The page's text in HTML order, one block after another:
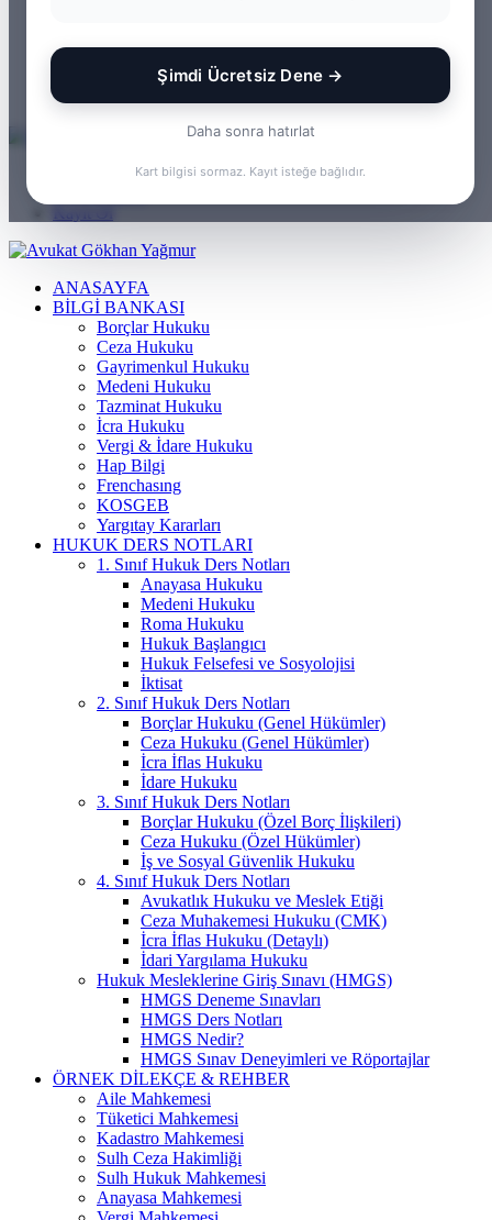
Şimdi Ücretsiz Dene →
Daha sonra hatırlat
Kart bilgisi sormaz. Kayıt isteğe bağlıdır.
Rastgele Makale
ANASAYFA
BILGI BANKASI
Borçlar Hukuku
Ceza Hukuku
Gayrimenkul Hukuku
Medeni Hukuku
Tazminat Hukuku
İcra Hukuku
Vergi & İdare Hukuku
Hap Bilgi
Frenchasıng
KOSGEB
Yargıtay Kararları
HUKUK DERS NOTLARI
1. Sınıf Hukuk Ders Notları
Anayasa Hukuku
Medeni Hukuku
Roma Hukuku
Hukuk Başlangıcı
Hukuk Felsefesi ve Sosyolojisi
İktisat
2. Sınıf Hukuk Ders Notları
Borçlar Hukuku (Genel Hükümler)
Ceza Hukuku (Genel Hükümler)
İcra İflas Hukuku
İdare Hukuku
3. Sınıf Hukuk Ders Notları
Borçlar Hukuku (Özel Borç İlişkileri)
Ceza Hukuku (Özel Hükümler)
İş ve Sosyal Güvenlik Hukuku
4. Sınıf Hukuk Ders Notları
Avukatlık Hukuku ve Meslek Etiği
Ceza Muhakemesi Hukuku (CMK)
İcra İflas Hukuku (Detaylı)
İdari Yargılama Hukuku
Hukuk Mesleklerine Giriş Sınavı (HMGS)
HMGS Deneme Sınavları
HMGS Ders Notları
HMGS Nedir?
HMGS Sınav Deneyimleri ve Röportajlar
ÖRNEK DILEKÇE & REHBER
Aile Mahkemesi
Tüketici Mahkemesi
Kadastro Mahkemesi
Sulh Ceza Hakimliği
Sulh Hukuk Mahkemesi
Anayasa Mahkemesi